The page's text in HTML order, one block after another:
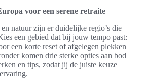
voor een serene retraite
natuur zijn er duidelijke regio’s die
een gebied dat bij jouw tempo past:
een korte reset of afgelegen plekken
komen drie sterke opties aan bod
en tips, zodat jij de juiste keuze